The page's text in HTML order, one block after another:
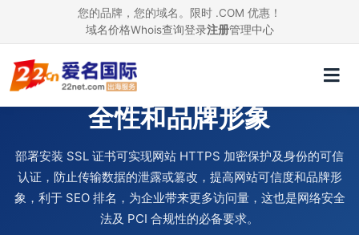
您的品牌，您的域名。限时 .COM 优惠！
域名价格Whois查询登录注册管理中心
使用 SSL 证书，提升网站安
全性和品牌形象
部署安装 SSL 证书可实现网站 HTTPS 加密保护及身份的可信
认证，防止传输数据的泄露或篡改，提高网站可信度和品牌形
象，利于 SEO 排名，为企业带来更多访问量，这也是网络安全
法及 PCI 合规性的必备要求。